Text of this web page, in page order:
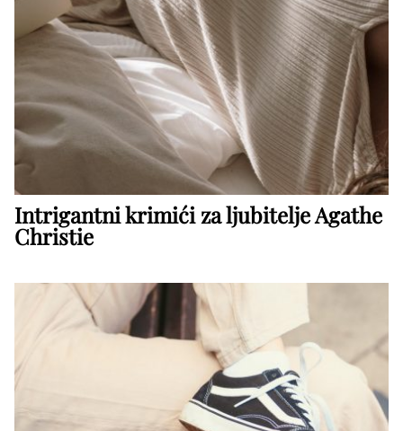
Intrigantni krimići za ljubitelje Agathe
Christie